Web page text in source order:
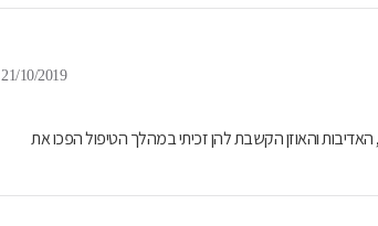
21/10/2019
האדיבות והאוזן הקשבת להן זכיתי במהלך הטיפול הפכו את